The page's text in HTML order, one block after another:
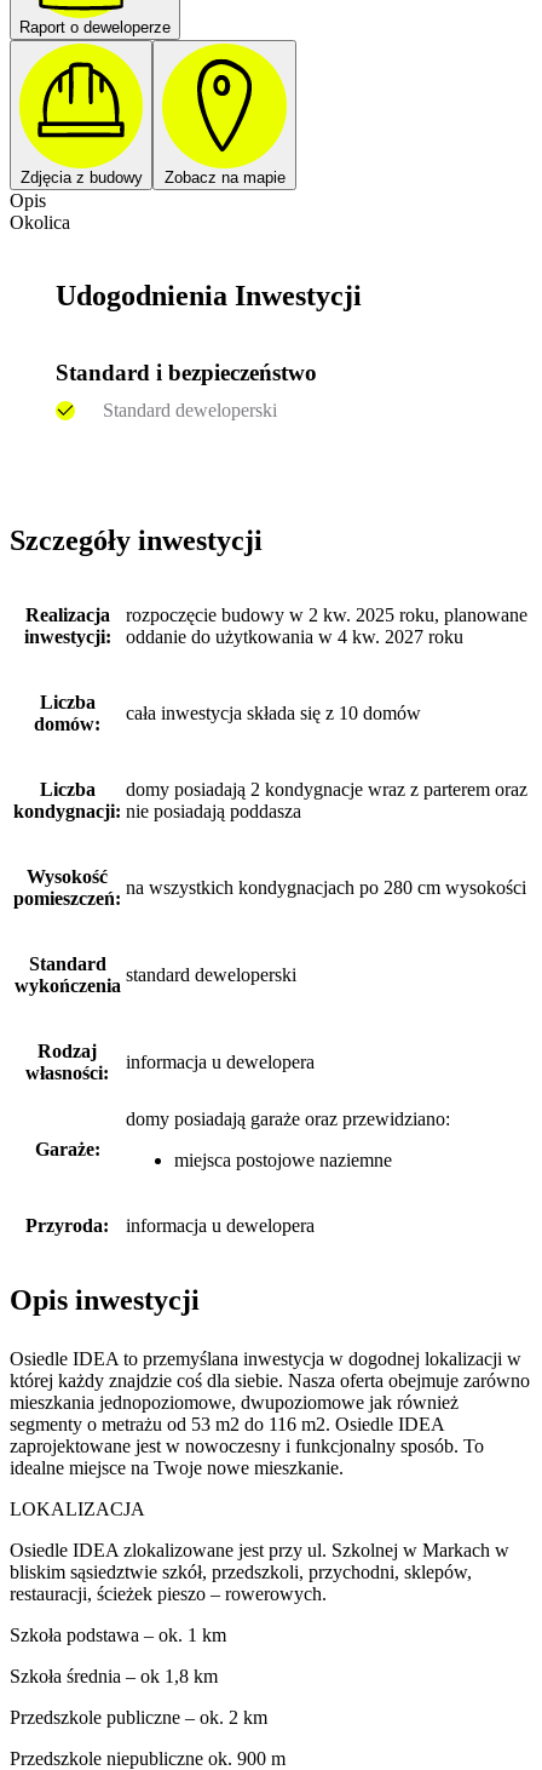
Raport o deweloperze
Zdjęcia z budowy Zobacz na mapie
Opis
Okolica
Udogodnienia Inwestycji
Standard i bezpieczeństwo
Standard deweloperski
Szczegóły inwestycji
Realizacja
inwestycji:
rozpoczęcie budowy w 2 kw. 2025 roku, planowane
oddanie do użytkowania w 4 kw. 2027 roku
Liczba
domów:
cała inwestycja składa się z 10 domów
Liczba
kondygnacji:
domy posiadają 2 kondygnacje wraz z parterem oraz
nie posiadają poddasza
Wysokość
pomieszczeń:
na wszystkich kondygnacjach po 280 cm wysokości
Standard
wykończenia
standard deweloperski
Rodzaj
własności:
informacja u dewelopera
Garaże:
domy posiadają garaże oraz przewidziano:
miejsca postojowe naziemne
Przyroda: informacja u dewelopera
Opis inwestycji
Osiedle IDEA to przemyślana inwestycja w dogodnej lokalizacji w
której każdy znajdzie coś dla siebie. Nasza oferta obejmuje zarówno
mieszkania jednopoziomowe, dwupoziomowe jak również
segmenty o metrażu od 53 m2 do 116 m2. Osiedle IDEA
zaprojektowane jest w nowoczesny i funkcjonalny sposób. To
idealne miejsce na Twoje nowe mieszkanie.
LOKALIZACJA
Osiedle IDEA zlokalizowane jest przy ul. Szkolnej w Markach w
bliskim sąsiedztwie szkół, przedszkoli, przychodni, sklepów,
restauracji, ścieżek pieszo – rowerowych.
Szkoła podstawa – ok. 1 km
Szkoła średnia – ok 1,8 km
Przedszkole publiczne – ok. 2 km
Przedszkole niepubliczne ok. 900 m